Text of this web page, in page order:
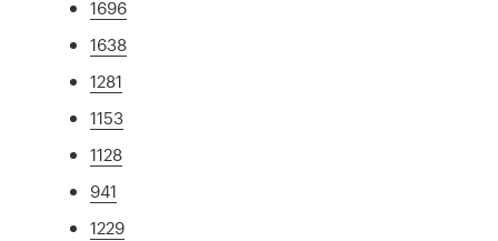
1696
1638
1281
1153
1128
941
1229